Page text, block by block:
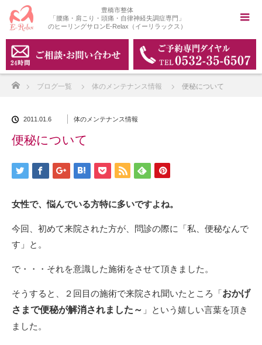
豊橋市整体
「腰痛・肩こり・頭痛・自律神経失調症専門」
のヒーリングサロンE-Relax（イーリラックス）
ブログ一覧 体のメンテナンス情報 便秘について
2011.01.6 体のメンテナンス情報
便秘について
女性で、悩んでいる方特に多いですよね。
今回、初めて来院された方が、問診の際に「私、便秘なんで
す」と。
で・・・それを意識した施術をさせて頂きました。
そうすると、２回目の施術で来院され聞いたところ「おかげ
さまで便秘が解消されました～ 」という嬉しい言葉を頂き
ました。